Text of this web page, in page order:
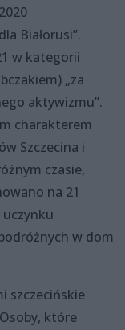
Białorusi”.
w kategorii
„za
aktywizmu”.
charakterem
Szczecina i
czasie,
na 21
w dom
szczecińskie
które